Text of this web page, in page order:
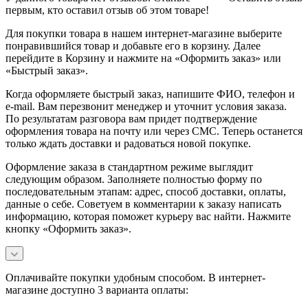
первым, кто оставил отзыв об этом товаре!
Для покупки товара в нашем интернет-магазине выберите
понравившийся товар и добавьте его в корзину. Далее
перейдите в Корзину и нажмите на «Оформить заказ» или
«Быстрый заказ».
Когда оформляете быстрый заказ, напишите ФИО, телефон и
e-mail. Вам перезвонит менеджер и уточнит условия заказа.
По результатам разговора вам придет подтверждение
оформления товара на почту или через СМС. Теперь останется
только ждать доставки и радоваться новой покупке.
Оформление заказа в стандартном режиме выглядит
следующим образом. Заполняете полностью форму по
последовательным этапам: адрес, способ доставки, оплаты,
данные о себе. Советуем в комментарии к заказу написать
информацию, которая поможет курьеру вас найти. Нажмите
кнопку «Оформить заказ».
Оплачивайте покупки удобным способом. В интернет-
магазине доступно 3 варианта оплаты: